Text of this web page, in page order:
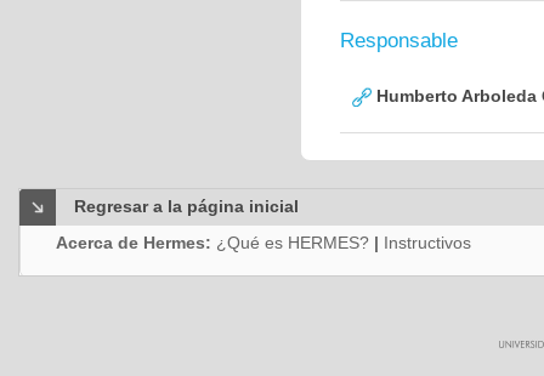
Responsable
Humberto Arboleda
Regresar a la página inicial
Acerca de Hermes: ¿Qué es HERMES? | Instructivos